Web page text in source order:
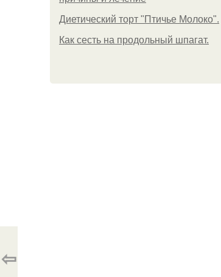
Диетический торт "Птичье Молоко".
Как сесть на продольный шпагат.
⇦